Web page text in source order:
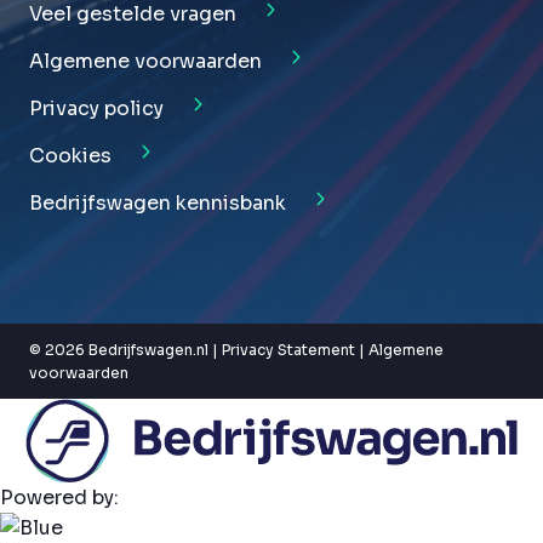
Veel gestelde vragen
Algemene voorwaarden
Privacy policy
Cookies
Bedrijfswagen kennisbank
© 2026 Bedrijfswagen.nl | Privacy Statement | Algemene
voorwaarden
Powered by: